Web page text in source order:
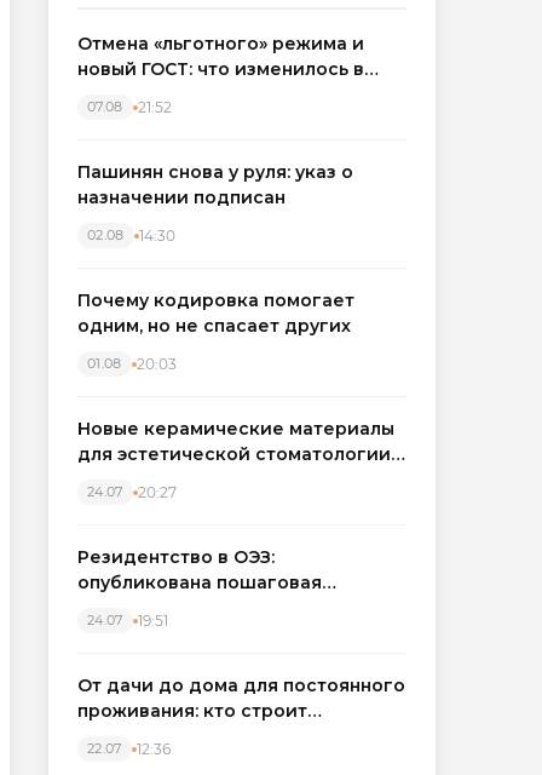
Отмена «льготного» режима и
новый ГОСТ: что изменилось в
07.08 21:52
Пашинян снова у руля: указ о
назначении подписан
02.08 14:30
Почему кодировка помогает
одним, но не спасает других
01.08 20:03
Новые керамические материалы
для эстетической стоматологии
24.07 20:27
Резидентство в ОЭЗ:
опубликована пошаговая
налоговых льгот для инвесторов
24.07 19:51
От дачи до дома для постоянного
проживания: кто строит
Западном регионе
22.07 12:36